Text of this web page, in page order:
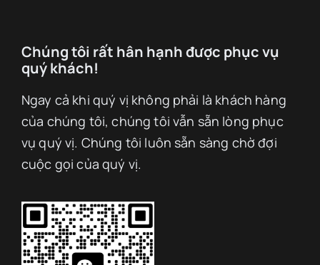
Chúng tôi rất hân hạnh được phục vụ
quý khách!
Ngay cả khi quý vị không phải là khách hàng
của chúng tôi, chúng tôi vẫn sẵn lòng phục
vụ quý vị. Chúng tôi luôn sẵn sàng chờ đợi
cuộc gọi của quý vị.